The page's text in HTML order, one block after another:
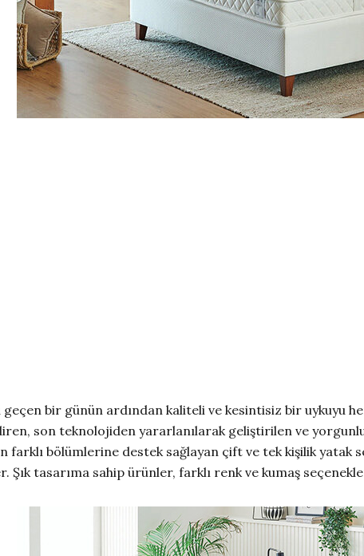
bir günün ardından kaliteli ve kesintisiz bir uykuyu
son teknolojiden yararlanılarak geliştirilen ve
farklı bölümlerine destek sağlayan çift ve tek kişilik yatak
Şık tasarıma sahip ürünler, farklı renk ve kumaş